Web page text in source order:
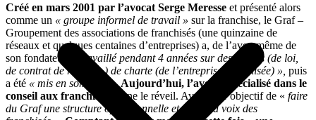
Créé en mars 2001 par l’avocat Serge Meresse et présenté alors
comme un « groupe informel de travail » sur la franchise, le Graf –
Groupement des associations de franchisés (une quinzaine de
réseaux et quelques centaines d’entreprises) a, de l’aveu même de
son fondateur,
« travaillé pendant 4 années sur des projets (de loi,
de contrat de réseaux,) de charte (de l’entreprise franchisée) », puis
a été « mis en sommeil ».Aujourd’hui, l’avocat spécialisé dans le
conseil aux franchisés sonne le réveil. Avec pour objectif de « faire
du Graf une structure opérationnelle et d’être la voix des